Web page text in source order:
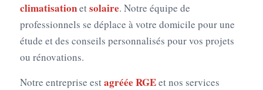
climatisationetsolaire. Notre équipe de
professionnels se déplace à votre domicile pour une
étude et des conseils personnalisés pour vos projets
ou rénovations.
Notre entreprise estagréée RGEet nos services